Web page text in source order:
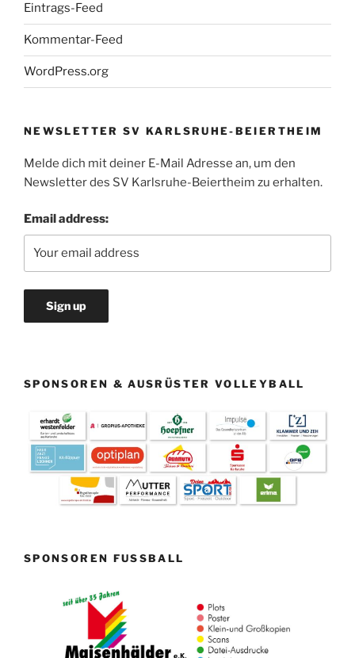
Eintrags-Feed
Kommentar-Feed
WordPress.org
NEWSLETTER SV KARLSRUHE-BEIERTHEIM
Melde dich mit deiner E-Mail Adresse an, um den
Newsletter des SV Karlsruhe-Beiertheim zu erhalten.
Email address:
SPONSOREN & AUSRÜSTER VOLLEYBALL
SPONSOREN FUSSBALL